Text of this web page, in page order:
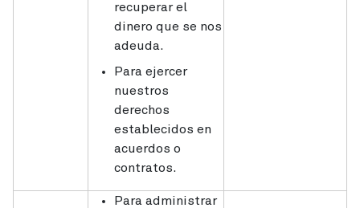
recuperar el
dinero que se nos
adeuda.
Para ejercer
nuestros
derechos
establecidos en
acuerdos o
contratos.
Para administrar